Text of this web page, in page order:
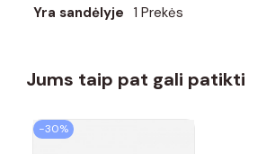
Yra sandėlyje 1 Prekės
Jums taip pat gali patikti
−30%